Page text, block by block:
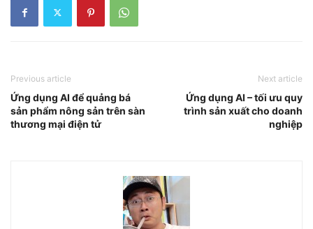
Previous article
Ứng dụng AI để quảng bá
sản phẩm nông sản trên sàn
thương mại điện tử
Next article
Ứng dụng AI – tối ưu quy
trình sản xuất cho doanh
nghiệp